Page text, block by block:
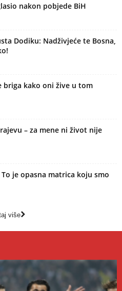
nakon pobjede BiH
Dodiku: Nadživjeće te Bosna,
briga kako oni žive u tom
– za mene ni život nije
To je opasna matrica koju smo
više